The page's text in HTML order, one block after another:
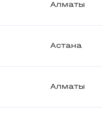
Алматы
Астана
Алматы